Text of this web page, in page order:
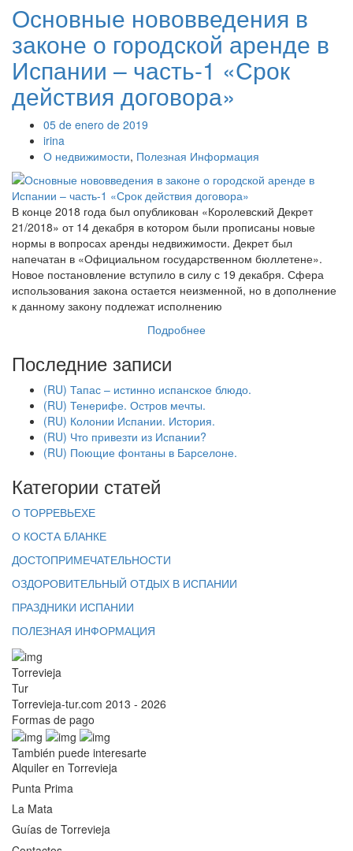
Основные нововведения в
законе о городской аренде в
Испании – часть-1 «Срок
действия договора»
05 de enero de 2019
irina
О недвижимости, Полезная Информация
В конце 2018 года был опубликован «Королевский Декрет
21/2018» от 14 декабря в котором были прописаны новые
нормы в вопросах аренды недвижимости. Декрет был
напечатан в «Официальном государственном бюллетене».
Новое постановление вступило в силу с 19 декабря. Сфера
использования закона остается неизменной, но в дополнение
к данному закону подлежат исполнению
Подробнее
Последние записи
(RU) Тапас – истинно испанское блюдо.
(RU) Тенерифе. Остров мечты.
(RU) Колонии Испании. История.
(RU) Что привезти из Испании?
(RU) Поющие фонтаны в Барселоне.
Категории статей
О ТОРРЕВЬЕХЕ
О КОСТА БЛАНКЕ
ДОСТОПРИМЕЧАТЕЛЬНОСТИ
ОЗДОРОВИТЕЛЬНЫЙ ОТДЫХ В ИСПАНИИ
ПРАЗДНИКИ ИСПАНИИ
ПОЛЕЗНАЯ ИНФОРМАЦИЯ
Torrevieja
Tur
Torrevieja-tur.com 2013 - 2026
Formas de pago
También puede interesarte
Alquiler en Torrevieja
Punta Prima
La Mata
Guías de Torrevieja